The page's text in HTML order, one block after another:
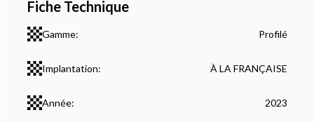
Fiche Technique
Gamme: Profilé
Implantation: À LA FRANÇAISE
Année: 2023